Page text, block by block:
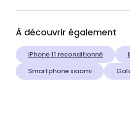
À découvrir également
iPhone 11 reconditionné
Smartphone xiaomi